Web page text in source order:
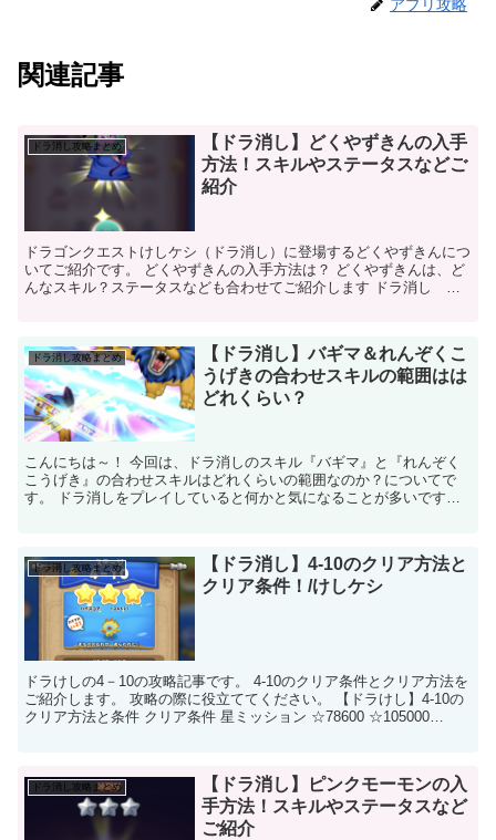
アプリ攻略
関連記事
ドラ消し攻略まとめ
【ドラ消し】どくやずきんの入手
方法！スキルやステータスなどご
紹介
ドラゴンクエストけしケシ（ドラ消し）に登場するどくやずきんにつ
いてご紹介です。 どくやずきんの入手方法は？ どくやずきんは、ど
んなスキル？ステータスなども合わせてご紹介します ドラ消し ど
ドラ消し攻略まとめ
【ドラ消し】バギマ＆れんぞくこ
うげきの合わせスキルの範囲はは
どれくらい？
こんにちは～！ 今回は、ドラ消しのスキル『バギマ』と『れんぞく
こうげき』の合わせスキルはどれくらいの範囲なのか？についてで
す。 ドラ消しをプレイしていると何かと気になることが多いです
ドラ消し攻略まとめ
【ドラ消し】4-10のクリア方法と
クリア条件！/けしケシ
ドラけしの4－10の攻略記事です。 4-10のクリア条件とクリア方法を
ご紹介します。 攻略の際に役立ててください。 【ドラけし】4-10の
クリア方法と条件 クリア条件 星ミッション ☆78600 ☆105000
ドラ消し攻略まとめ
【ドラ消し】ピンクモーモンの入
手方法！スキルやステータスなど
ご紹介